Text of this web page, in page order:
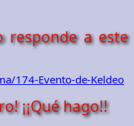
responde a este
174-Evento-de-Keldeo
¡¡Qué hago!!